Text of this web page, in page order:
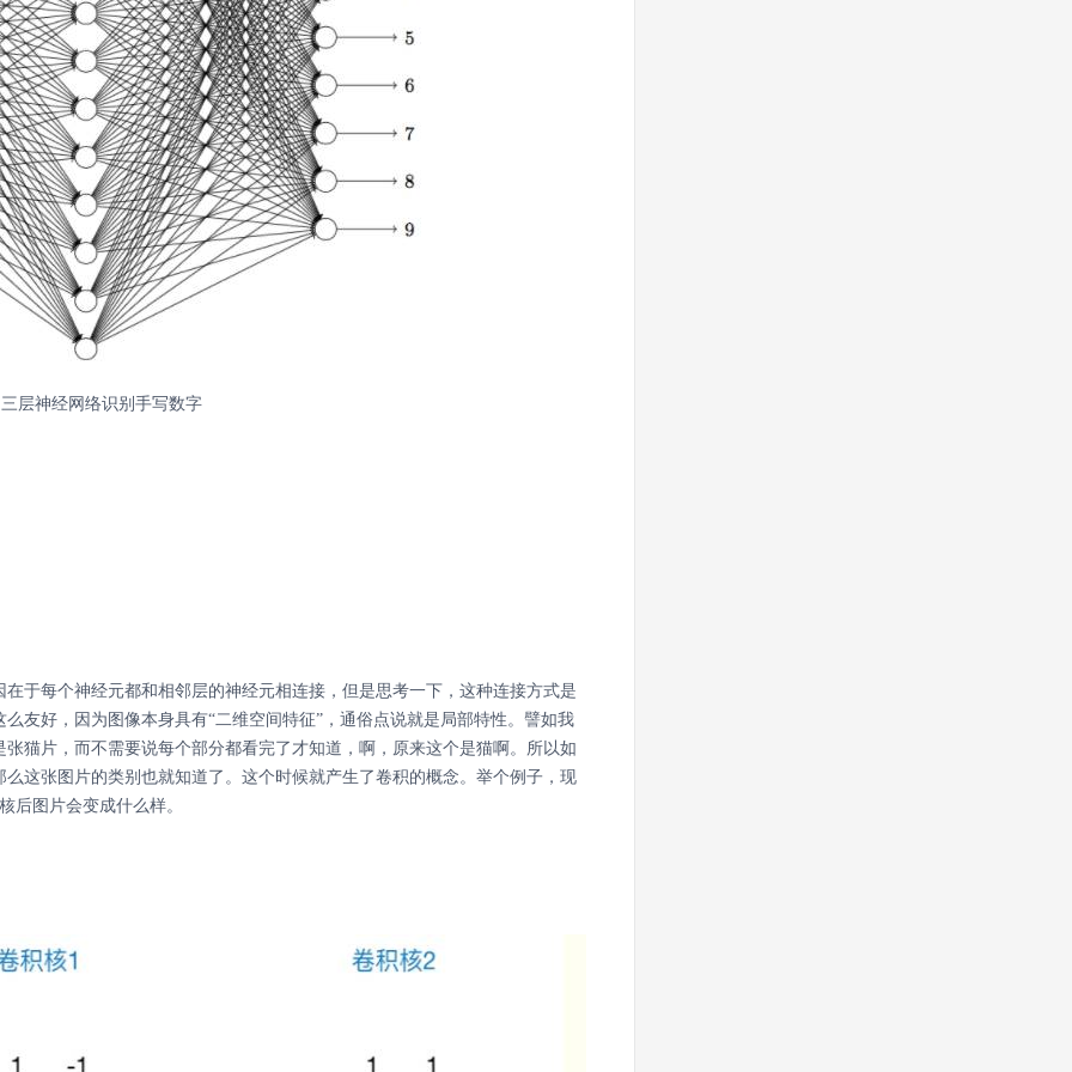
层神经网络识别手写数字
于每个神经元都和相邻层的神经元相连接，但是思考一下，这种连接方式是
友好，因为图像本身具有“二维空间特征”，通俗点说就是局部特性。譬如我
猫片，而不需要说每个部分都看完了才知道，啊，原来这个是猫啊。所以如
这张图片的类别也就知道了。这个时候就产生了卷积的概念。举个例子，现
后图片会变成什么样。